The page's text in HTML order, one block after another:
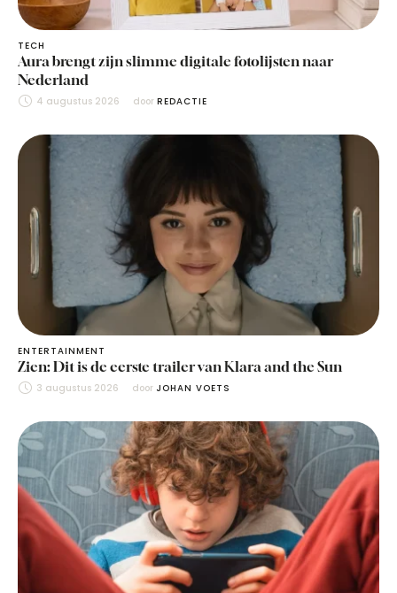
TECH
Aura brengt zijn slimme digitale fotolijsten naar
Nederland
4 augustus 2026 door REDACTIE
ENTERTAINMENT
Zien: Dit is de eerste trailer van Klara and the Sun
3 augustus 2026 door JOHAN VOETS